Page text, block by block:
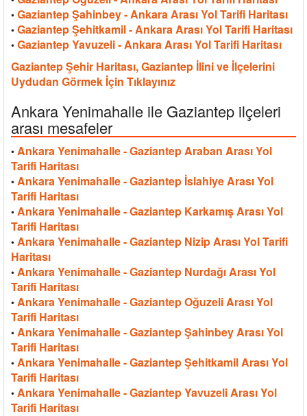
• Gaziantep Şahinbey - Ankara Arası Yol Tarifi Haritası
• Gaziantep Şehitkamil - Ankara Arası Yol Tarifi Haritası
• Gaziantep Yavuzeli - Ankara Arası Yol Tarifi Haritası
Gaziantep Şehir Haritası, Gaziantep İlini ve İlçelerini
Uydudan Görmek İçin Tıklayınız
Ankara Yenimahalle ile Gaziantep ilçeleri
arası mesafeler
• Ankara Yenimahalle - Gaziantep Araban Arası Yol
Tarifi Haritası
• Ankara Yenimahalle - Gaziantep İslahiye Arası Yol
Tarifi Haritası
• Ankara Yenimahalle - Gaziantep Karkamış Arası Yol
Tarifi Haritası
• Ankara Yenimahalle - Gaziantep Nizip Arası Yol Tarifi
Haritası
• Ankara Yenimahalle - Gaziantep Nurdağı Arası Yol
Tarifi Haritası
• Ankara Yenimahalle - Gaziantep Oğuzeli Arası Yol
Tarifi Haritası
• Ankara Yenimahalle - Gaziantep Şahinbey Arası Yol
Tarifi Haritası
• Ankara Yenimahalle - Gaziantep Şehitkamil Arası Yol
Tarifi Haritası
• Ankara Yenimahalle - Gaziantep Yavuzeli Arası Yol
Tarifi Haritası